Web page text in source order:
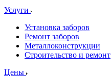
Услуги
Установка заборов
Ремонт заборов
Металлоконструкции
Строительство и ремонт
Цены